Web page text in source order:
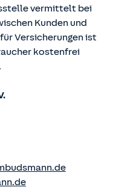
vermittelt bei
Kunden und
Versicherungen ist
kostenfrei